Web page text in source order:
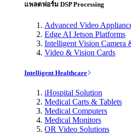
แพลตฟอร์ม DSP Processing
Advanced Video
Edge AI Jetson Platforms
Intelligent Vision Camera
Video & Vision Cards
Intelligent Healthcare
iHospital Solution
Medical Carts & Tablets
Medical Computers
Medical Monitors
OR Video Solutions